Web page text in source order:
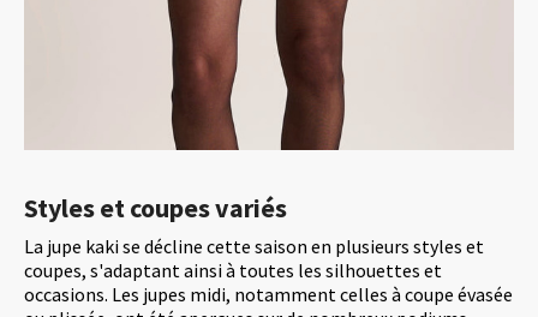
Styles et coupes variés
La jupe kaki se décline cette saison en plusieurs styles et
coupes, s'adaptant ainsi à toutes les silhouettes et
occasions. Les jupes midi, notamment celles à coupe évasée